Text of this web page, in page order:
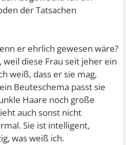
der Tatsachen
er ehrlich gewesen wäre?
diese Frau seit jeher ein
weiß, dass er sie mag,
Beuteschema passt sie
Haare noch große
auch sonst nicht
Sie ist intelligent,
was weiß ich.